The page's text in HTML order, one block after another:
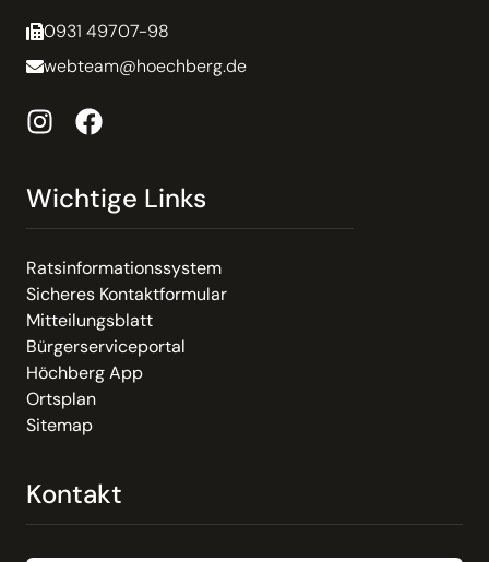
0931 49707-98
webteam@hoechberg.de
Wichtige Links
Ratsinformationssystem
Sicheres Kontaktformular
Mitteilungsblatt
Bürgerserviceportal
Höchberg App
Ortsplan
Sitemap
Kontakt